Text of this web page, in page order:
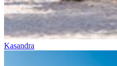
Kasandra